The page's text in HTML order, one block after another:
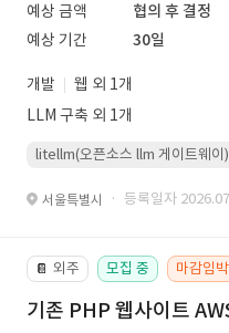
예상 금액
협의 후 결정
예상 기간
30일
개발
웹 외 1개
LLM 구축 외 1개
litellm(오픈소스 llm 게이트웨이
서울특별시 · 등록일자
📔 외주 모집 중 마감임박
기존 PHP 웹사이트